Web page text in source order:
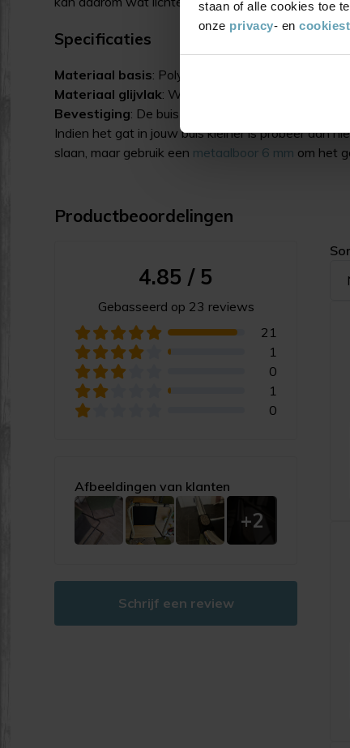
staan of alle cookies toe
onze privacy- en
Specificaties
Materiaal basis: Polyamide 6 (PA6) ofwel Nylon 6
Materiaal glijvlak: Wolvilt
Bevestiging: De buis moet voorzien zijn van een
Indien het gat in jouw buis kleiner is probeer dan
slaan, maar gebruik een metaalboor 6 mm om het
Productbeoordelingen
4.85 / 5
Gebasseerd op 23 reviews
21
1
0
1
0
Afbeeldingen van klanten
+2
Schrijf een review